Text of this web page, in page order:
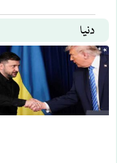
دنیا